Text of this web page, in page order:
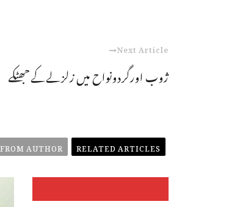
Next Article
ژوب اورگردونواح میں زلزلےکےجھٹکے
RELATED ARTICLES
AUTHOR